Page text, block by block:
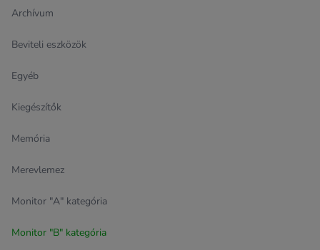
Archívum
Beviteli eszközök
Egyéb
Kiegészítők
Memória
Merevlemez
Monitor "A" kategória
Monitor "B" kategória